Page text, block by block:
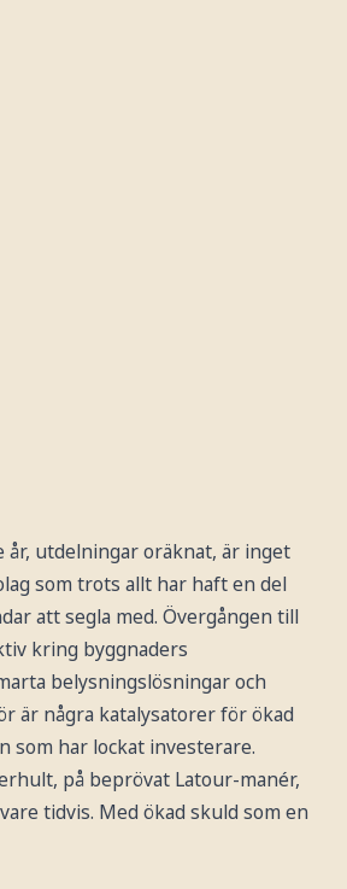
år, utdelningar oräknat, är inget
som trots allt har haft en del
att segla med. Övergången till
kring byggnaders
belysningslösningar och
är några katalysatorer för ökad
som har lockat investerare.
på beprövat Latour-manér,
tidvis. Med ökad skuld som en